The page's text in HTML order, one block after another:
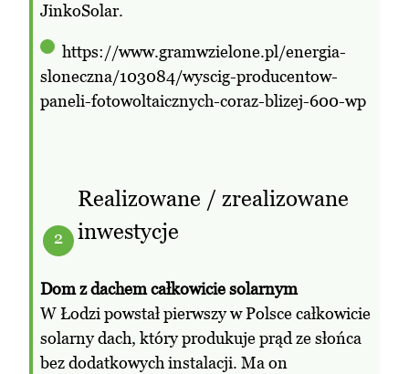
JinkoSolar.
https://www.gramwzielone.pl/energia-
sloneczna/103084/wyscig-producentow-
paneli-fotowoltaicznych-coraz-blizej-600-wp
2
Realizowane / zrealizowane
inwestycje
Dom z dachem całkowicie solarnym
W Łodzi powstał pierwszy w Polsce całkowicie
solarny dach, który produkuje prąd ze słońca
bez dodatkowych instalacji. Ma on